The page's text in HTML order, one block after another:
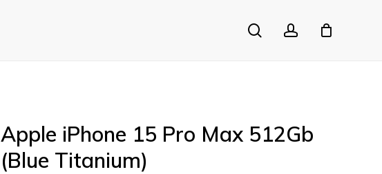
searchaccount
Apple iPhone 15 Pro Max 512Gb
(Blue Titanium)